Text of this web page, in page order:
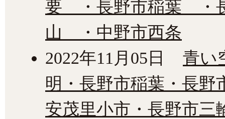
要 ・長野市稲葉 ・
山 ・中野市西条
2022年11月05日
青い
明・長野市稲葉・長野
安茂里小市・長野市三